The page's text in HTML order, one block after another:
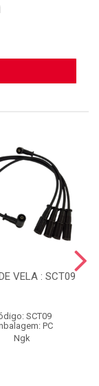
VELA : SCT09
SCT09
PC
Ngk